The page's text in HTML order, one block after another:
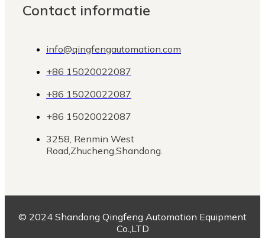
Contact informatie
info@qingfengautomation.com
+86 15020022087
+86 15020022087
+86 15020022087
3258, Renmin West
Road,Zhucheng,Shandong.
© 2024 Shandong Qingfeng Automation Equipment
Co.,LTD